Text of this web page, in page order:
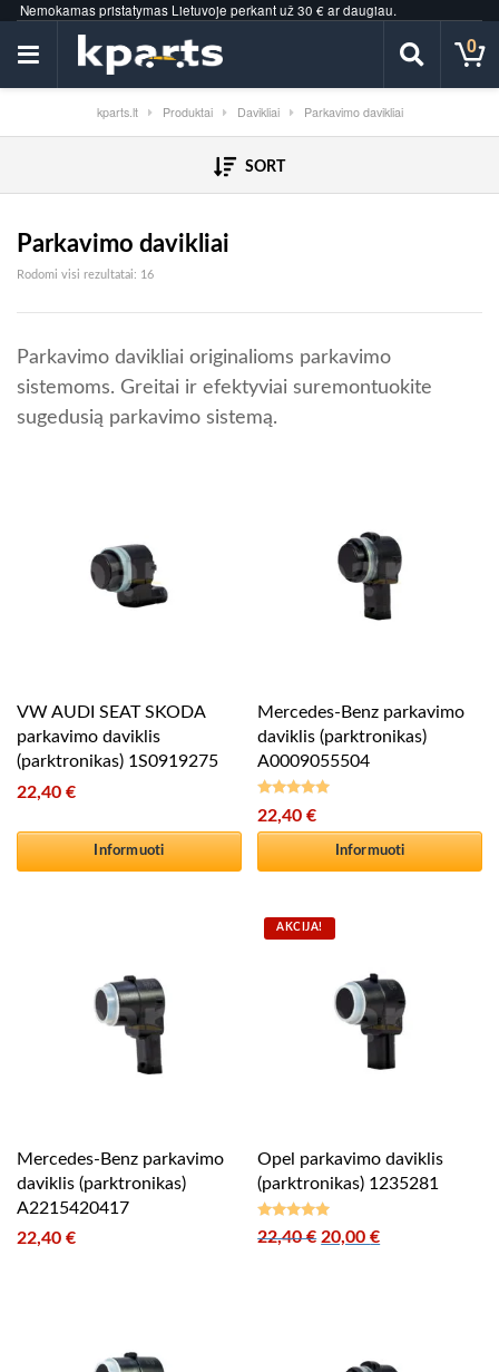
Nemokamas pristatymas Lietuvoje perkant už 30 € ar daugiau.
0
kparts.lt Produktai Davikliai Parkavimo davikliai
SORT
Parkavimo davikliai
Rodomi visi rezultatai: 16Rūšiuojama pagal populiarumą
Parkavimo davikliai originalioms parkavimo
sistemoms. Greitai ir efektyviai suremontuokite
sugedusią parkavimo sistemą.
VW AUDI SEAT SKODA
parkavimo daviklis
(parktronikas) 1S0919275
22,40 €
Informuoti
Mercedes-Benz parkavimo
daviklis (parktronikas)
A0009055504
Įvertinimas:
5.00iš 5
22,40€
Informuoti
Mercedes-Benz parkavimo
daviklis (parktronikas)
A2215420417
22,40 €
AKCIJA!
Opel parkavimo daviklis
(parktronikas) 1235281
Įvertinimas:
22,40€ Original price was:
20,00€Current price